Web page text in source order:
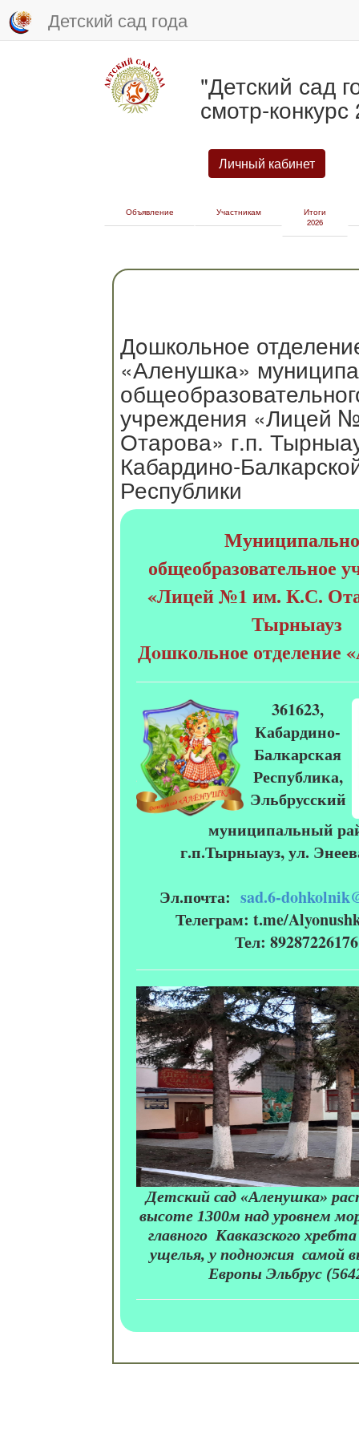
Детский сад года
"Детский сад
смотр-
Личный кабинет
Объявление Участникам
Итоги
2026
Дoшкольное
«Аленушка»
учреждения «Лицей
Отарова» г.п.
Кабардино-
Республики
общеобразовательное
«Лицей №1 им. К.С.
Тырныауз
Дoшкольное отделение
361623,
Кабардино-
Балкарская
Республика,
Эльбрусский
муниципальный
г.п.Тырныауз, ул.
Эл.почта: sad.6-
Телеграм: t.me/
Тел: 89287226176
Детский сад «Аленушка»
высоте 1300м над уровнем
главного Кавказского
ущелья, у подножия самой
Европы Эльбрус